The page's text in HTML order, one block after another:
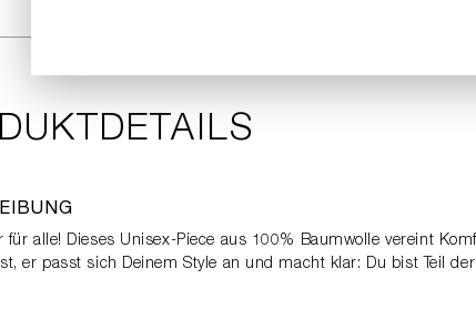
für alle! Dieses Unisex-Piece aus 100% Baumwolle vereint
er passt sich Deinem Style an und macht klar: Du bist Teil der